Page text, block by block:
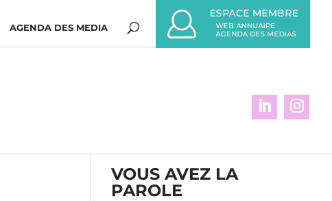
AGENDA DES MEDIA
VOUS AVEZ LA
PAROLE